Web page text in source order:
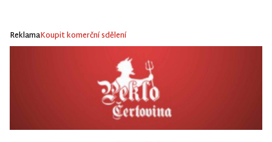
ReklamaKoupit komerční sdělení